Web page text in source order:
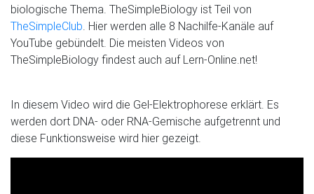
biologische Thema. TheSimpleBiology ist Teil von
TheSimpleClub. Hier werden alle 8 Nachilfe-Kanäle auf
YouTube gebündelt. Die meisten Videos von
TheSimpleBiology findest auch auf Lern-Online.net!
In diesem Video wird die Gel-Elektrophorese erklärt. Es
werden dort DNA- oder RNA-Gemische aufgetrennt und
diese Funktionsweise wird hier gezeigt.